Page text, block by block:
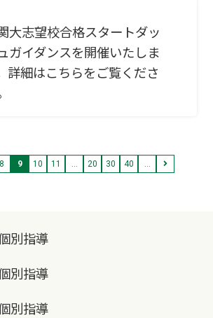
大志望校合格スタートダッ
ガイダンスを開催いたしま
詳細はこちらをご覧くださ
8 9 10 11 20 30 40
別指導
別指導
別指導